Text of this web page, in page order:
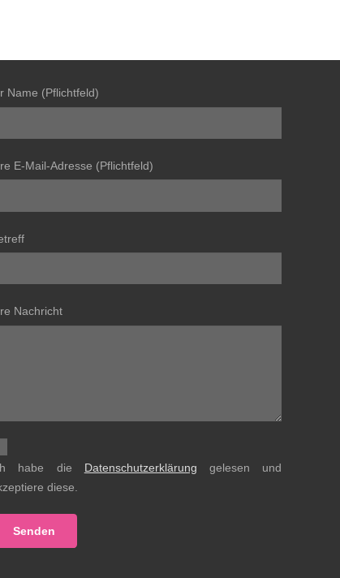
Name (Pflichtfeld)
E-Mail-Adresse (Pflichtfeld)
Nachricht
habe die Datenschutzerklärung gelesen und
diese.